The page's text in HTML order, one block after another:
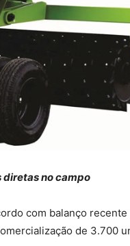
diretas no campo
com balanço
de 3.700